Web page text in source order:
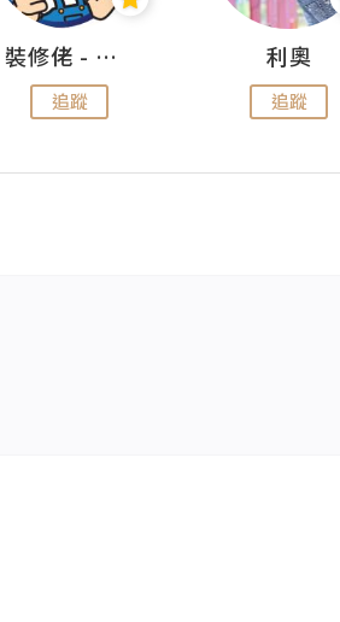
裝修佬 - 香港一站式網上裝修平台
追蹤
利奧
追蹤